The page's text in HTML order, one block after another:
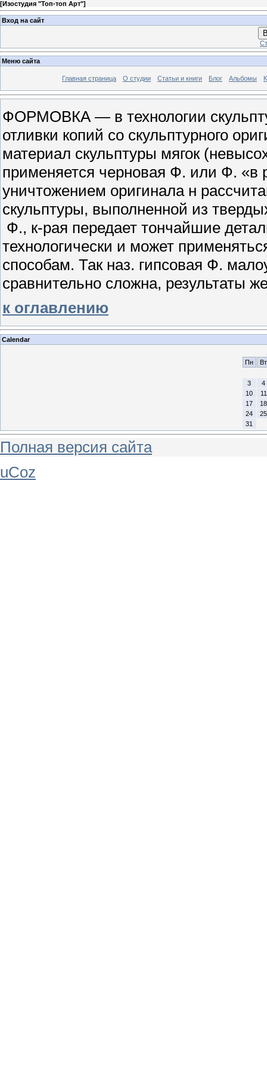
[Изостудия "Топ-топ Арт"]
Вход на сайт
Меню сайта
Главная страница О студии Статьи и книги Блог Альбомы
ФОРМОВКА — в технологии
отливки копий со скульптурного
материал скульптуры мягок
применяется черновая Ф. или Ф. «в
уничтожением оригинала н
скульптуры, выполненной из
Ф., к-рая передает тончайшие
технологически и может
способам. Так наз. гипсовая Ф.
сравнительно сложна, результаты
к оглавлению
Calendar
Пн
Вт
3
4
10
11
17
18
24
25
31
Полная версия сайта
uCoz